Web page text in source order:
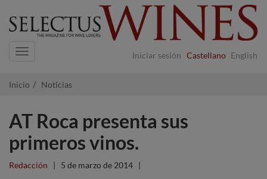
Iniciar sesión Castellano English
Navigation
Inicio Noticias
AT Roca presenta sus
primeros vinos.
Redacción | 5 de marzo de 2014 |